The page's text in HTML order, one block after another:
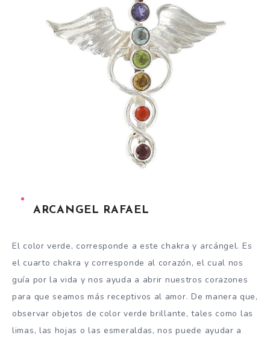
ARCANGEL RAFAEL
El color verde, corresponde a este chakra y arcángel. Es
el cuarto chakra y corresponde al corazón, el cual nos
guía por la vida y nos ayuda a abrir nuestros corazones
para que seamos más receptivos al amor. De manera que,
observar objetos de color verde brillante, tales como las
limas, las hojas o las esmeraldas, nos puede ayudar a